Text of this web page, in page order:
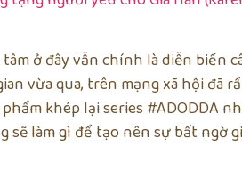
ở đây vẫn chính là diễn biến
vừa qua, trên mạng xã hội đã
khép lại series #ADODDA
sẽ làm gì để tạo nên sự bất ngờ